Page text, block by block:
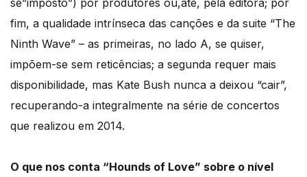
se”imposto”) por produtores ou,até, pela editora; por
fim, a qualidade intrínseca das canções e da suite “The
Ninth Wave” – as primeiras, no lado A, se quiser,
impõem-se sem reticências; a segunda requer mais
disponibilidade, mas Kate Bush nunca a deixou “cair”,
recuperando-a integralmente na série de concertos
que realizou em 2014.
O que nos conta “Hounds of Love” sobre o nível